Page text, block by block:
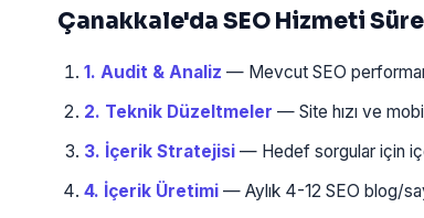
Çanakkale'da SEO Hizmeti
1. Audit & Analiz — Mevcut SEO
2. Teknik Düzeltmeler — Site hızı ve
3. İçerik Stratejisi — Hedef sorgular için
4. İçerik Üretimi — Aylık 4-12 SEO blog/